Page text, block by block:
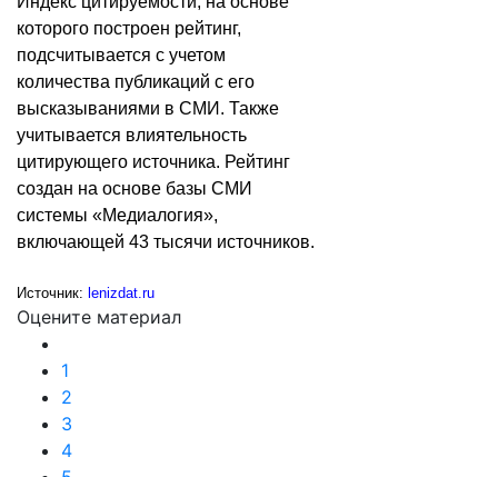
которого построен рейтинг,
подсчитывается с учетом
количества публикаций с его
высказываниями в СМИ. Также
учитывается влиятельность
цитирующего источника. Рейтинг
создан на основе базы СМИ
системы «Медиалогия»,
включающей 43 тысячи источников.
Источник: lenizdat.ru
Оцените материал
1
2
3
4